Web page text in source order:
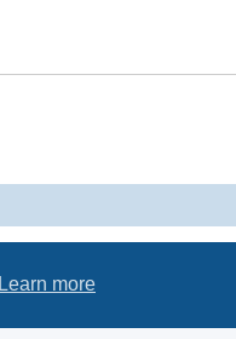
Learn more